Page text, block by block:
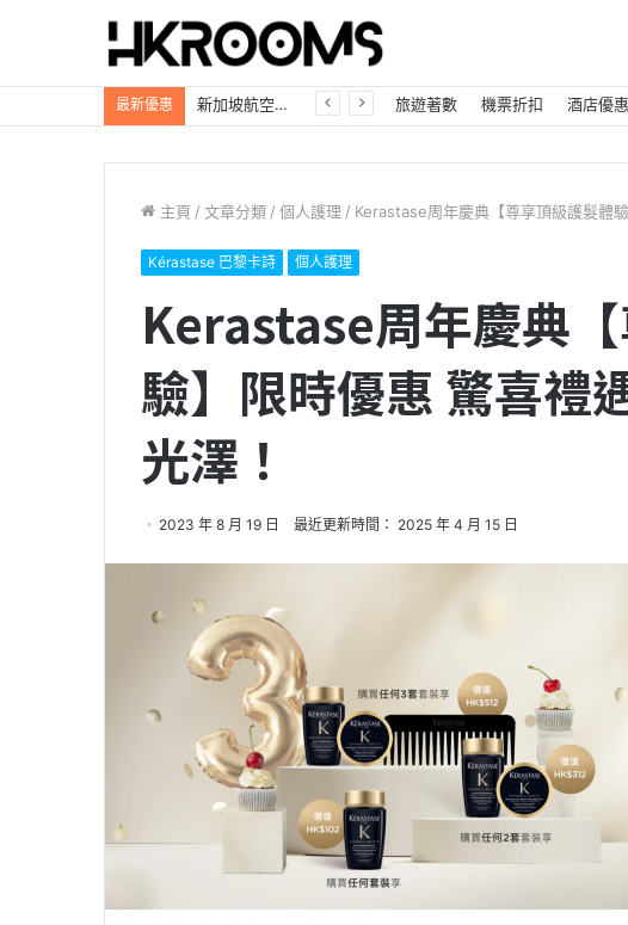
最新優惠 新加坡航空【2026年全球航線大優惠】樟宜機場世界級設施帶您環遊世界！ 旅遊著數 機票折扣 酒店優惠
主頁 / 文章分類 / 個人護理 / Kerastase周年慶典【尊享頂級護髮體
Kérastase 巴黎卡詩 個人護理
Kerastase周年慶典
驗】限時優惠 驚喜禮
光澤！
2023 年 8 月 19 日 最近更新時間： 2025 年 4 月 15 日